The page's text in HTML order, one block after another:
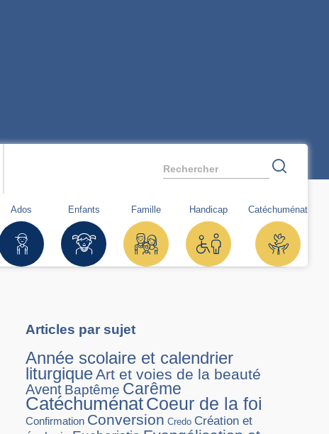
Rechercher
Ados Enfants Famille Handicap Catéchuménat
Articles par sujet
Année scolaire et calendrier
liturgiqueArt et voies de la beauté
Avent Baptême Carême
CatéchuménatCoeur de la foi
Confirmation Conversion Credo Création et